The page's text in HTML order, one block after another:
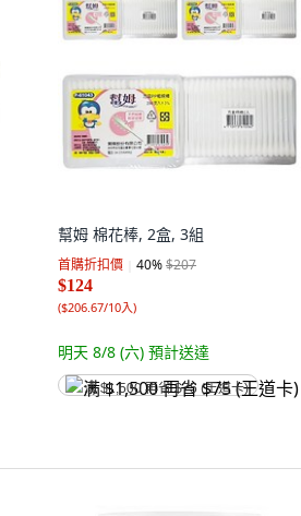
幫姆 棉花棒, 2盒, 3組
首購折扣價 40%$207
$124
($206.67/10入)
明天 8/8 (六) 預計送達
满 $1,500 再省 $75 (王道卡)